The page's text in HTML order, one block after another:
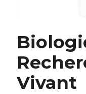
Vivant
Biologique